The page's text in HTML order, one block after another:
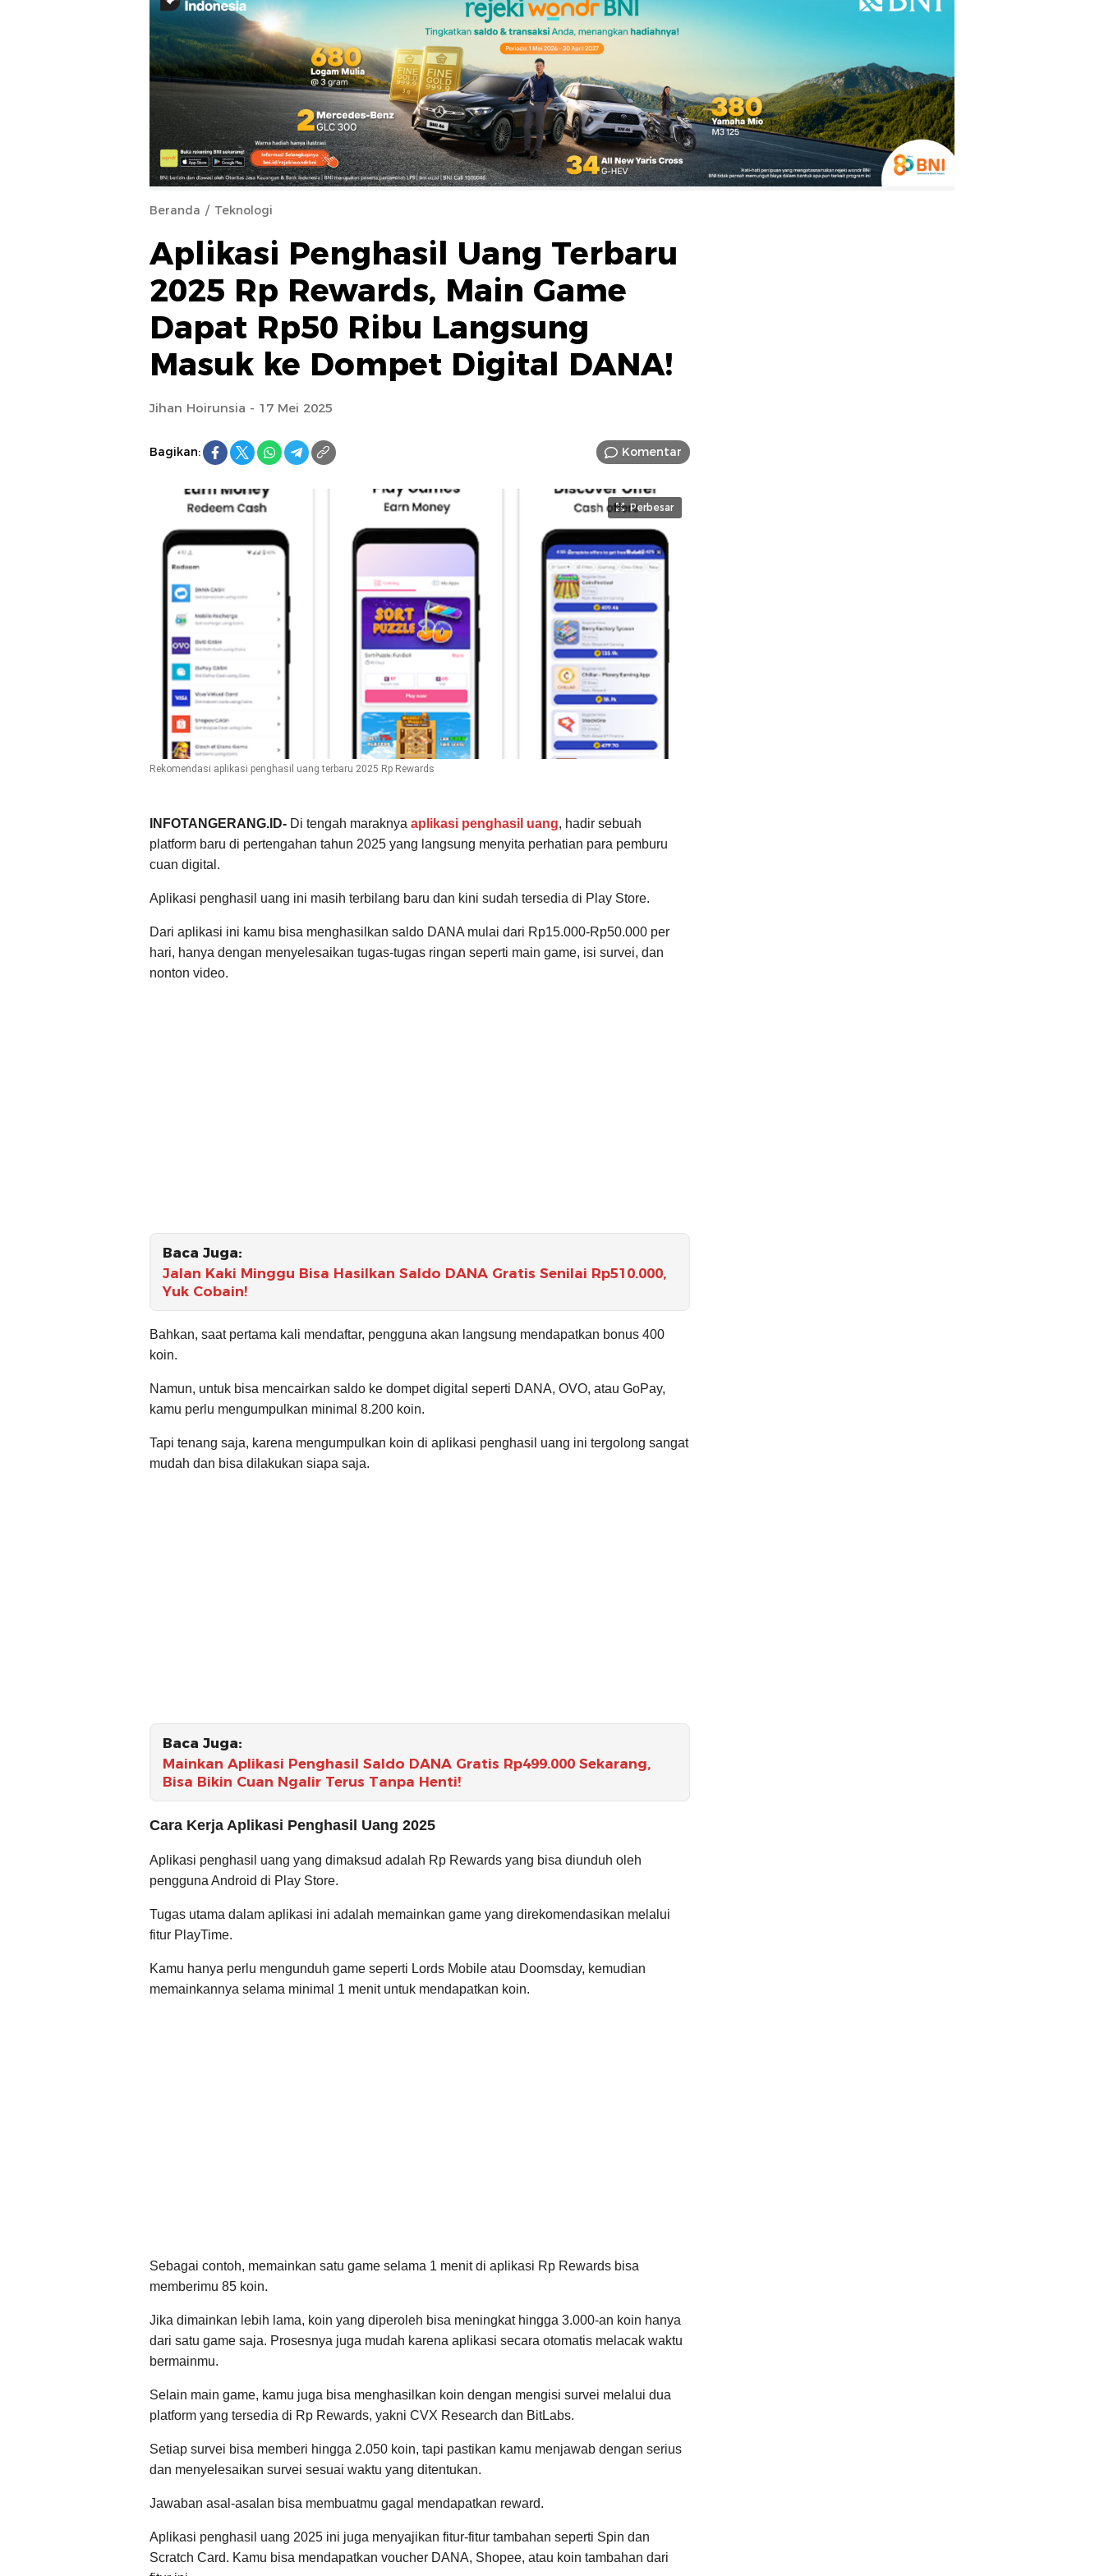
Beranda Teknologi
Aplikasi Penghasil Uang Terbaru
2025 Rp Rewards, Main Game
Dapat Rp50 Ribu Langsung
Masuk ke Dompet Digital DANA!
Jihan Hoirunsia - 17 Mei 2025
Bagikan: Komentar
Perbesar
Rekomendasi aplikasi penghasil uang terbaru 2025 Rp Rewards
INFOTANGERANG.ID- Di tengah maraknya aplikasi penghasil uang, hadir sebuah
platform baru di pertengahan tahun 2025 yang langsung menyita perhatian para pemburu
cuan digital.
Aplikasi penghasil uang ini masih terbilang baru dan kini sudah tersedia di Play Store.
Dari aplikasi ini kamu bisa menghasilkan saldo DANA mulai dari Rp15.000-Rp50.000 per
hari, hanya dengan menyelesaikan tugas-tugas ringan seperti main game, isi survei, dan
nonton video.
Baca Juga:
Jalan Kaki Minggu Bisa Hasilkan Saldo DANA Gratis Senilai Rp510.000,
Yuk Cobain!
Bahkan, saat pertama kali mendaftar, pengguna akan langsung mendapatkan bonus 400
koin.
Namun, untuk bisa mencairkan saldo ke dompet digital seperti DANA, OVO, atau GoPay,
kamu perlu mengumpulkan minimal 8.200 koin.
Tapi tenang saja, karena mengumpulkan koin di aplikasi penghasil uang ini tergolong sangat
mudah dan bisa dilakukan siapa saja.
Baca Juga:
Mainkan Aplikasi Penghasil Saldo DANA Gratis Rp499.000 Sekarang,
Bisa Bikin Cuan Ngalir Terus Tanpa Henti!
Cara Kerja Aplikasi Penghasil Uang 2025
Aplikasi penghasil uang yang dimaksud adalah Rp Rewards yang bisa diunduh oleh
pengguna Android di Play Store.
Tugas utama dalam aplikasi ini adalah memainkan game yang direkomendasikan melalui
fitur PlayTime.
Kamu hanya perlu mengunduh game seperti Lords Mobile atau Doomsday, kemudian
memainkannya selama minimal 1 menit untuk mendapatkan koin.
Sebagai contoh, memainkan satu game selama 1 menit di aplikasi Rp Rewards bisa
memberimu 85 koin.
Jika dimainkan lebih lama, koin yang diperoleh bisa meningkat hingga 3.000-an koin hanya
dari satu game saja. Prosesnya juga mudah karena aplikasi secara otomatis melacak waktu
bermainmu.
Selain main game, kamu juga bisa menghasilkan koin dengan mengisi survei melalui dua
platform yang tersedia di Rp Rewards, yakni CVX Research dan BitLabs.
Setiap survei bisa memberi hingga 2.050 koin, tapi pastikan kamu menjawab dengan serius
dan menyelesaikan survei sesuai waktu yang ditentukan.
Jawaban asal-asalan bisa membuatmu gagal mendapatkan reward.
Aplikasi penghasil uang 2025 ini juga menyajikan fitur-fitur tambahan seperti Spin dan
Scratch Card. Kamu bisa mendapatkan voucher DANA, Shopee, atau koin tambahan dari